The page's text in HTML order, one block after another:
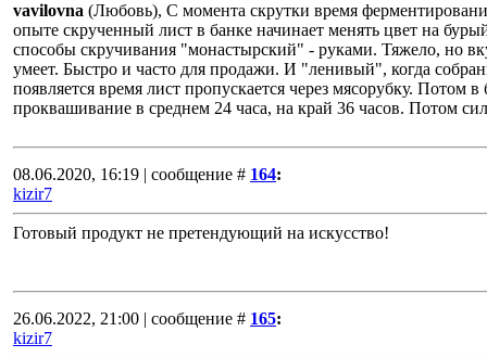
vavilovna (Любовь), С момента скрутки время
опыте скрученный лист в банке начинает менять цвет на
способы скручивания "монастырский" - руками. Тяжело, но
умеет. Быстро и часто для продажи. И "ленивый", когда
появляется время лист пропускается через мясорубку.
проквашивание в среднем 24 часа, на край 36 часов. Потом
08.06.2020, 16:19 | сообщение # 164:
kizir7
Готовый продукт не претендующий на искусство!
26.06.2022, 21:00 | сообщение # 165:
kizir7